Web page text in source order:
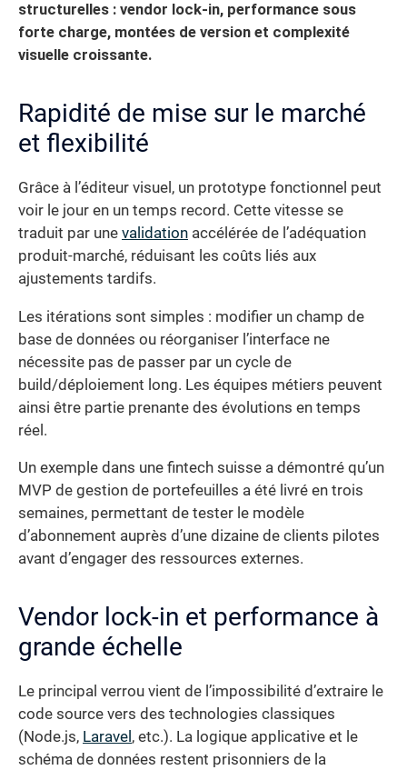
structurelles : vendor lock-in, performance sous
forte charge, montées de version et complexité
visuelle croissante.
Rapidité de mise sur le marché
et flexibilité
Grâce à l’éditeur visuel, un prototype fonctionnel peut
voir le jour en un temps record. Cette vitesse se
traduit par une validation accélérée de l’adéquation
produit-marché, réduisant les coûts liés aux
ajustements tardifs.
Les itérations sont simples : modifier un champ de
base de données ou réorganiser l’interface ne
nécessite pas de passer par un cycle de
build/déploiement long. Les équipes métiers peuvent
ainsi être partie prenante des évolutions en temps
réel.
Un exemple dans une fintech suisse a démontré qu’un
MVP de gestion de portefeuilles a été livré en trois
semaines, permettant de tester le modèle
d’abonnement auprès d’une dizaine de clients pilotes
avant d’engager des ressources externes.
Vendor lock-in et performance à
grande échelle
Le principal verrou vient de l’impossibilité d’extraire le
code source vers des technologies classiques
(Node.js, Laravel , etc.). La logique applicative et le
schéma de données restent prisonniers de la